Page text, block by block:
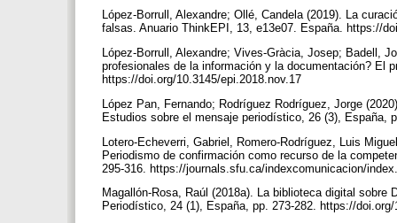
López-Borrull, Alexandre; Ollé, Candela (2019). La
falsas. Anuario ThinkEPI, 13, e13e07. España. https://
López-Borrull, Alexandre; Vives-Gràcia, Josep; Badell,
profesionales de la información y la documentación? El
https://doi.org/10.3145/epi.2018.nov.17
López Pan, Fernando; Rodríguez Rodríguez, Jorge
Estudios sobre el mensaje periodístico, 26 (3), España,
Lotero-Echeverri, Gabriel, Romero-Rodríguez, Luis
Periodismo de confirmación como recurso de la
295-316. https://journals.sfu.ca/indexcomunicacion/
Magallón-Rosa, Raúl (2018a). La biblioteca digital
Periodístico, 24 (1), España, pp. 273-282. https://